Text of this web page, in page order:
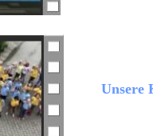
Unsere